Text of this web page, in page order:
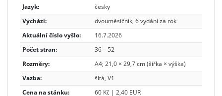
Jazyk:
česky
Vychází:
dvouměsíčník, 6 vydání za rok
Aktuální číslo vyšlo:
16.7.2026
Počet stran:
36 – 52
Rozměry:
A4; 21,0 × 29,7 cm (šířka × výška)
Vazba:
šitá, V1
Cena na stánku:
60 Kč | 2,40 EUR